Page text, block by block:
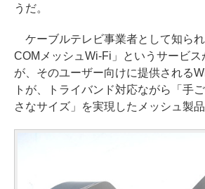
うだ。
ケーブルテレビ事業者として知ら
COMメッシュWi-Fi」というサービス
が、そのユーザー向けに提供される
トが、トライバンド対応ながら「手
さなサイズ」を実現したメッシュ製品